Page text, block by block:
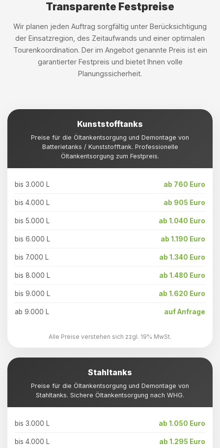
Transparente Festpreise
Wir planen jeden Auftrag sorgfältig unter Berücksichtigung
der Einsatzregion, des Zeitaufwands und einer optimalen
Tourenkoordination. Der im Angebot genannte Preis ist ein
garantierter Festpreis und bietet Ihnen volle
Planungssicherheit.
Kunststofftanks
Preise für die Öltankentsorgung und Demontage von
Batterietanks / Kunststofftank. Professionelle
Öltankentsorgung zum Festpreis.
bis 3.000 L ab 760 Euro
bis 4.000 L ab 905 Euro
bis 5.000 L ab 1.040 Euro
bis 6.000 L ab 1.190 Euro
bis 7.000 L ab 1.340 Euro
bis 8.000 L ab 1.480 Euro
bis 9.000 L ab 1.620 Euro
ab 9.000 L auf Anfrage
Alle Preise verstehen sich zzgl. 19% MwSt.
Stahltanks
Preise für die Öltankentsorgung und Demontage von
Stahltanks. Sichere Öltankentsorgung nach WHG.
bis 3.000 L ab 1.050 Euro
bis 4.000 L ab 1.295 Euro